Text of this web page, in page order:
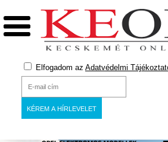
Elfogadom az Adatvédelmi